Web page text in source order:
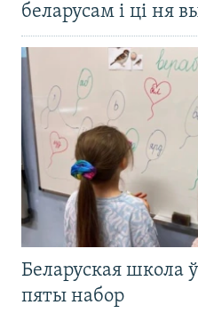
беларусам і ці ня
Беларуская школа
пяты набор